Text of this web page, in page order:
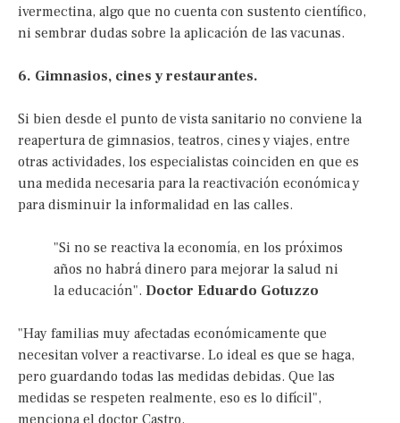
ivermectina, algo que no cuenta con sustento científico,
ni sembrar dudas sobre la aplicación de las vacunas.
6. Gimnasios, cines y restaurantes.
Si bien desde el punto de vista sanitario no conviene la
reapertura de gimnasios, teatros, cines y viajes, entre
otras actividades, los especialistas coinciden en que es
una medida necesaria para la reactivación económica y
para disminuir la informalidad en las calles.
"Si no se reactiva la economía, en los próximos
años no habrá dinero para mejorar la salud ni
la educación". Doctor Eduardo Gotuzzo
"Hay familias muy afectadas económicamente que
necesitan volver a reactivarse. Lo ideal es que se haga,
pero guardando todas las medidas debidas. Que las
medidas se respeten realmente, eso es lo difícil",
menciona el doctor Castro.